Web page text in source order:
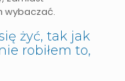
wybaczać.
żyć, tak jak
robiłem to,